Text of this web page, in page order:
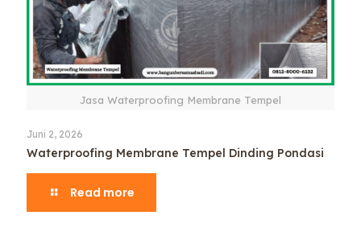
Jasa Waterproofing Membrane Tempel
Juni 2, 2026
Waterproofing Membrane Tempel Dinding Pondasi
Read more